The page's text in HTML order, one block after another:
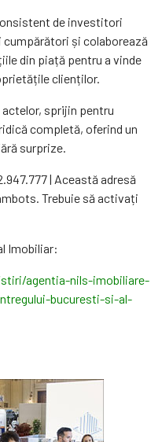
de investitori
și colaborează
din piață pentru a vinde
clienților.
sprijin pentru
completă, oferind un
surprize.
| Această adresă
Trebuie să activați
Imobiliar:
agentia-nils-imobiliare-
bucuresti-si-al-